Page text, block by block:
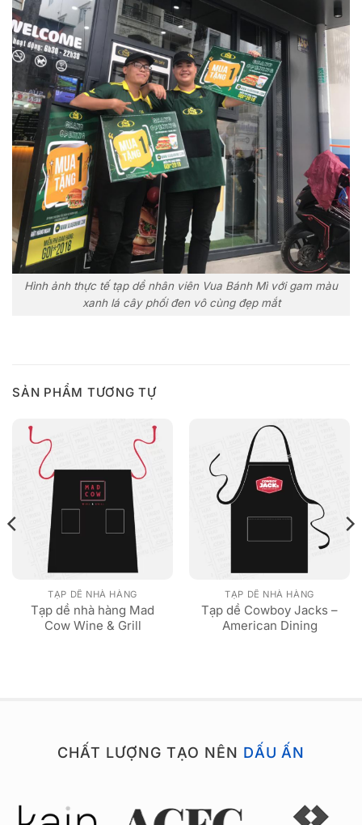
Hình ảnh thực tế tạp dề nhân viên Vua Bánh Mì với gam màu
xanh lá cây phối đen vô cùng đẹp mắt
SẢN PHẨM TƯƠNG TỰ
TẠP DỀ NHÀ HÀNG
Tạp dề nhà hàng Mad
Cow Wine & Grill
TẠP DỀ NHÀ HÀNG
Tạp dề Cowboy Jacks –
American Dining
CHẤT LƯỢNG TẠO NÊN DẤU ẤN